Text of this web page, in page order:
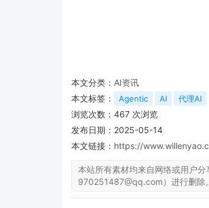
本文分类： AI资讯
本文标签：
Agentic AI 代理AI
浏览次数： 467 次浏览
发布日期：2025-05-14
本文链接： https://
本站所有素材均来自网络或用户
970251487@qq.com）进行删除。